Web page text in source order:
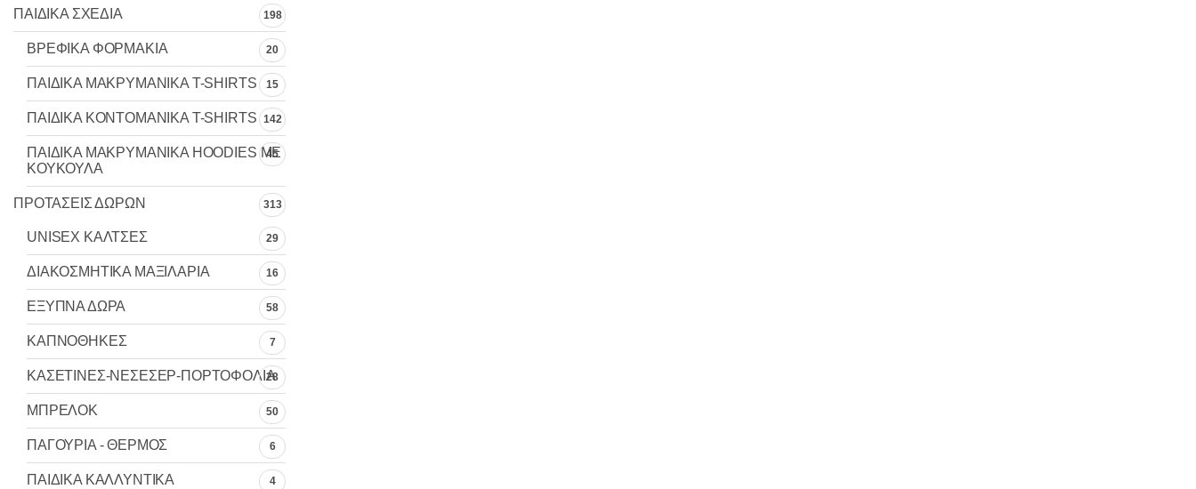
ΠΑΙΔΙΚΑ ΣΧΕΔΙΑ 198
ΒΡΕΦΙΚΑ ΦΟΡΜΑΚΙΑ 20
ΠΑΙΔΙΚΑ MAKΡYMANIKA T-SHIRTS 15
ΠΑΙΔΙΚΑ ΚΟΝΤΟΜΑΝΙΚΑ T-SHIRTS 142
ΠΑΙΔΙΚΑ ΜΑΚΡΥΜΑΝΙΚΑ HOODIES ΜΕ
ΚΟΥΚΟΥΛΑ
45
ΠΡΟΤΑΣΕΙΣ ΔΩΡΩΝ 313
UNISEX ΚΑΛΤΣΕΣ 29
ΔΙΑΚΟΣΜΗΤΙΚΑ ΜΑΞΙΛΑΡΙΑ 16
ΕΞΥΠΝΑ ΔΩΡΑ 58
ΚΑΠΝΟΘΗΚΕΣ 7
ΚΑΣΕΤΙΝΕΣ-ΝΕΣΕΣΕΡ-ΠΟΡΤΟΦΟΛΙΑ
28
ΜΠΡΕΛΟΚ 50
ΠΑΓΟΥΡΙΑ - ΘΕΡΜΟΣ 6
ΠΑΙΔΙΚΑ ΚΑΛΛΥΝΤΙΚΑ 4